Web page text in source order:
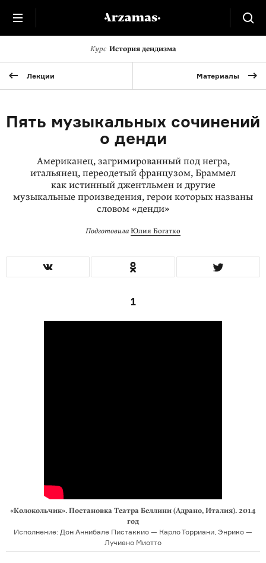
Курс История дендизма
Лекции Материалы
Пять музыкальных сочинений
о денди
Американец, загримированный под негра,
итальянец, переодетый французом, Браммел
как истинный джентльмен и другие
музыкальные произведения, герои которых названы
словом «денди»
Подготовила Юлия Богатко
1
«Колокольчик». Постановка Театра Беллини (Адрано, Италия). 2014
год
Исполнение: Дон Аннибале Пистаккио — Карло Торриани, Энрико —
Лучиано Миотто